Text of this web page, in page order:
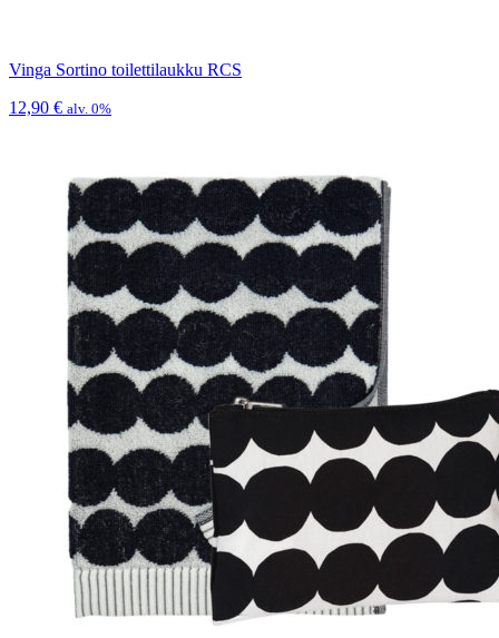
Vinga Sortino toilettilaukku RCS
12,90 € alv. 0%